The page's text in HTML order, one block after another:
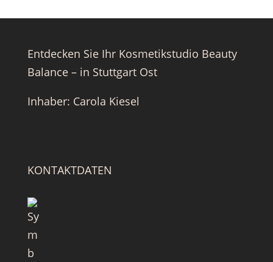
Entdecken Sie Ihr Kosmetikstudio Beauty
Balance – in Stuttgart Ost
Inhaber: Carola Kiesel
KONTAKTDATEN